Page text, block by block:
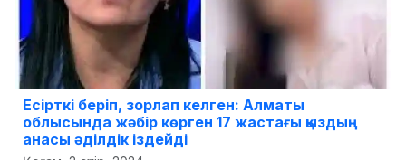
Есірткі беріп, зорлап келген: Алматы
облысында жәбір көрген 17 жастағы қыздың
анасы әділдік іздейді